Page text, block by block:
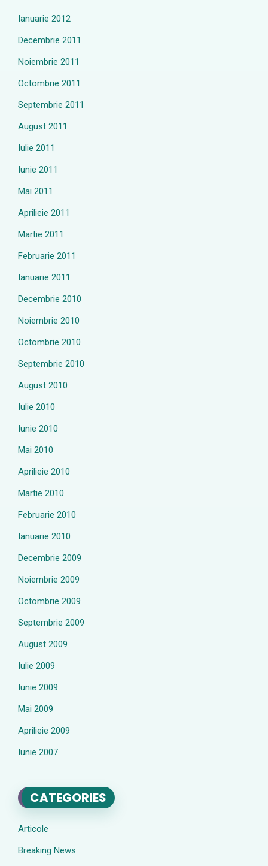
Ianuarie 2012
Decembrie 2011
Noiembrie 2011
Octombrie 2011
Septembrie 2011
August 2011
Iulie 2011
Iunie 2011
Mai 2011
Aprilieie 2011
Martie 2011
Februarie 2011
Ianuarie 2011
Decembrie 2010
Noiembrie 2010
Octombrie 2010
Septembrie 2010
August 2010
Iulie 2010
Iunie 2010
Mai 2010
Aprilieie 2010
Martie 2010
Februarie 2010
Ianuarie 2010
Decembrie 2009
Noiembrie 2009
Octombrie 2009
Septembrie 2009
August 2009
Iulie 2009
Iunie 2009
Mai 2009
Aprilieie 2009
Iunie 2007
CATEGORIES
Articole
Breaking News